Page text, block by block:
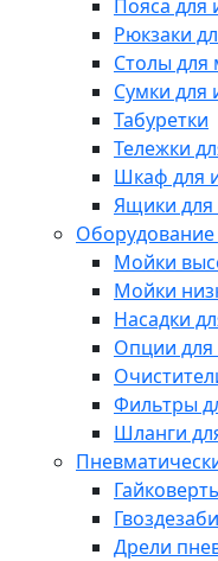
Пояса для
Рюкзаки
Столы для
Сумки для
Табуретки
Тележки
Шкаф для
Ящики для
Оборудование
Мойки
Мойки
Насадки
Опции для
Фильтры
Шланги
Дрели